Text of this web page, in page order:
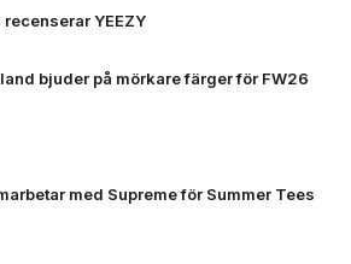
recenserar YEEZY
bjuder på mörkare färger för FW26
med Supreme för Summer Tees